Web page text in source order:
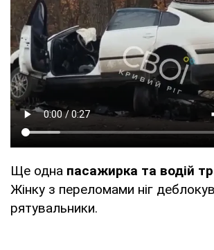
Ще одна пасажирка та водій
Жінку з переломами ніг
рятувальники.